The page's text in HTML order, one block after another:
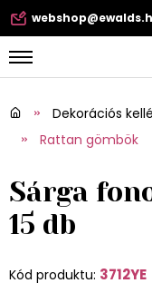
Dekorációs
Rattan gömbök
Sárga
15 db
Kód produktu: 3712YE